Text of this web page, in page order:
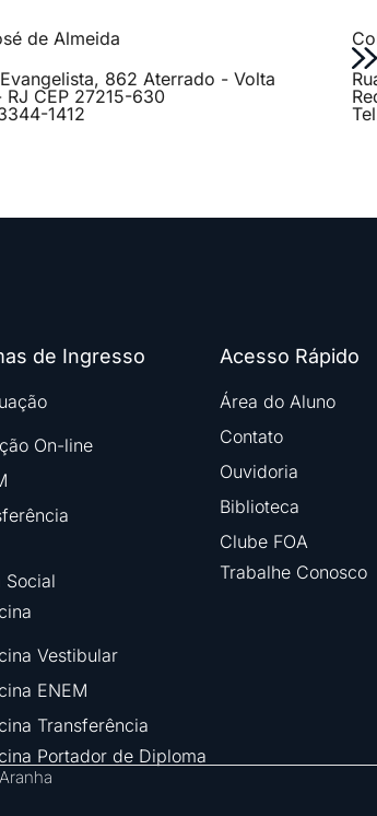
de Almeida
862 Aterrado - Volta
RJ CEP 27215-630
1412
de Ingresso
On-line
Social
Vestibular
ENEM
Transferência
Portador de Diploma
Acesso Rápido
Área do Aluno
Contato
Ouvidoria
Biblioteca
Clube FOA
Trabalhe Conosco